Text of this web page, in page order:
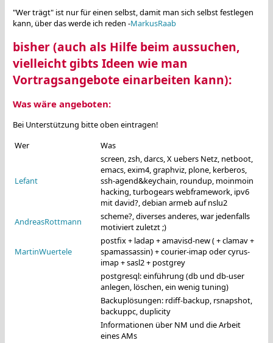
"Wer trägt" ist nur für einen selbst, damit man sich selbst festlegen
kann, über das werde ich reden -MarkusRaab
bisher (auch als Hilfe beim aussuchen,
vielleicht gibts Ideen wie man
Vortragsangebote einarbeiten kann):
Was wäre angeboten:
Bei Unterstützung bitte oben eintragen!
Wer
Was
Lefant
screen, zsh, darcs, X uebers Netz, netboot,
emacs, exim4, graphviz, plone, kerberos,
ssh-agend&keychain, roundup, moinmoin
hacking, turbogears webframework, ipv6
mit david?, debian armeb auf nslu2
AndreasRottmann
scheme?, diverses anderes, war jedenfalls
motiviert zuletzt ;)
MartinWuertele
postfix + ladap + amavisd-new ( + clamav +
spamassassin) + courier-imap oder cyrus-
imap + sasl2 + postgrey
postgresql: einführung (db und db-user
anlegen, löschen, ein wenig tuning)
Backuplösungen: rdiff-backup, rsnapshot,
backuppc, duplicity
Informationen über NM und die Arbeit
eines AMs